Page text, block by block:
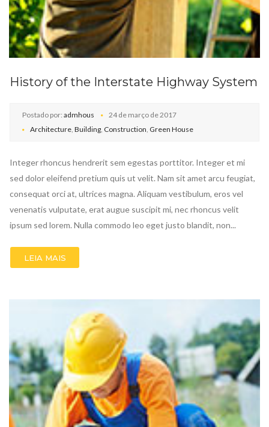
History of the Interstate Highway System
Postado por: admhous
24 de março de 2017
Architecture, Building, Construction, Green House
Integer rhoncus hendrerit sem egestas porttitor. Integer et mi
sed dolor eleifend pretium quis ut velit. Nam sit amet arcu feugiat,
consequat orci at, ultrices magna. Aliquam vestibulum, eros vel
venenatis vulputate, erat augue suscipit mi, nec rhoncus velit
ipsum sed lorem. Nulla commodo leo eget justo blandit, non...
LEIA MAIS